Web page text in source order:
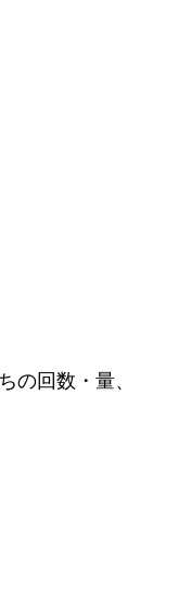
回数・量、